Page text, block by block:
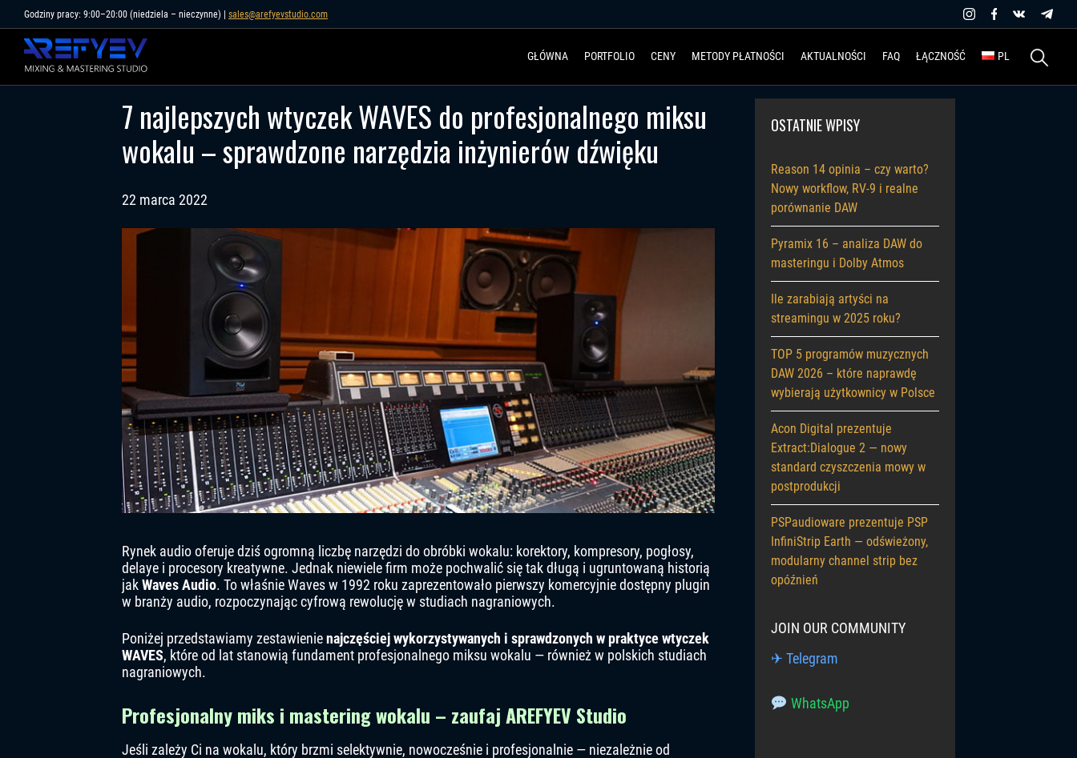
to
content
Godziny pracy: 9:00–20:00 (niedziela – nieczynne) | sales@arefyevstudio.com
GŁÓWNA PORTFOLIO CENY METODY PŁATNOŚCI AKTUALNOŚCI FAQ ŁĄCZNOŚĆ PL Szukaj:
7 najlepszych wtyczek WAVES do profesjonalnego miksu
wokalu – sprawdzone narzędzia inżynierów dźwięku
22 marca 2022
Rynek audio oferuje dziś ogromną liczbę narzędzi do obróbki wokalu: korektory, kompresory, pogłosy,
delaye i procesory kreatywne. Jednak niewiele firm może pochwalić się tak długą i ugruntowaną historią
jakWaves Audio. To właśnie Waves w 1992 roku zaprezentowało pierwszy komercyjnie dostępny plugin
w branży audio, rozpoczynając cyfrową rewolucję w studiach nagraniowych.
Poniżej przedstawiamy zestawienienajczęściej wykorzystywanych i sprawdzonych w praktyce wtyczek
WAVES, które od lat stanowią fundament profesjonalnego miksu wokalu — również w polskich studiach
nagraniowych.
Profesjonalny miks i mastering wokalu – zaufaj AREFYEV Studio
Jeśli zależy Ci na wokalu, który brzmi selektywnie, nowocześnie i profesjonalnie — niezależnie od
OSTATNIE WPISY
Reason 14 opinia – czy warto?
Nowy workflow, RV-9 i realne
porównanie DAW
Pyramix 16 – analiza DAW do
masteringu i Dolby Atmos
Ile zarabiają artyści na
streamingu w 2025 roku?
TOP 5 programów muzycznych
DAW 2026 – które naprawdę
wybierają użytkownicy w Polsce
Acon Digital prezentuje
Extract:Dialogue 2 — nowy
standard czyszczenia mowy w
postprodukcji
PSPaudioware prezentuje PSP
InfiniStrip Earth — odświeżony,
modularny channel strip bez
opóźnień
JOIN OUR COMMUNITY
✈ Telegram
WhatsApp